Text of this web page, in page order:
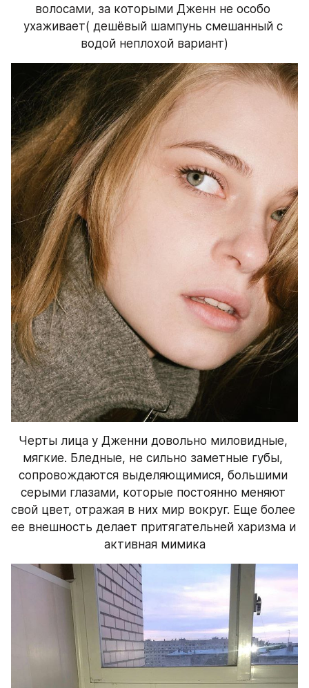
волосами, за которыми Дженн не особо
ухаживает( дешёвый шампунь смешанный с
водой неплохой вариант)
Черты лица у Дженни довольно миловидные,
мягкие. Бледные, не сильно заметные губы,
сопровождаются выделяющимися, большими
серыми глазами, которые постоянно меняют
свой цвет, отражая в них мир вокруг. Еще более
ее внешность делает притягательней харизма и
активная мимика